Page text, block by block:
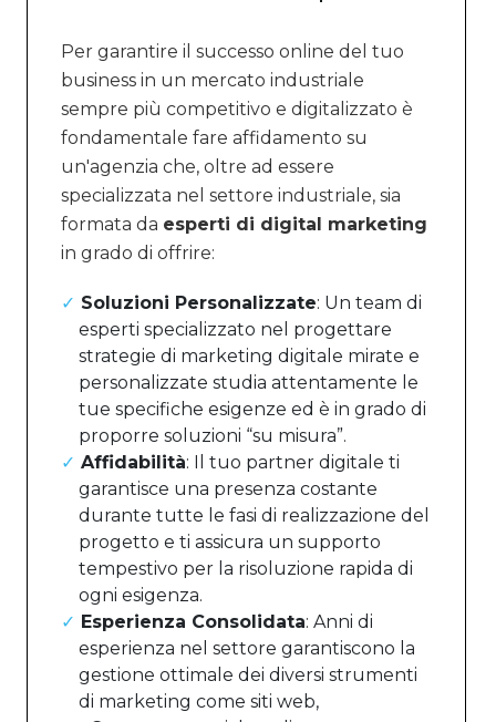
Per garantire il successo online del tuo
business in un mercato industriale
sempre più competitivo e digitalizzato è
fondamentale fare affidamento su
un'agenzia che, oltre ad essere
specializzata nel settore industriale, sia
formata da esperti di digital marketing
in grado di offrire:
Soluzioni Personalizzate: Un team di
esperti specializzato nel progettare
strategie di marketing digitale mirate e
personalizzate studia attentamente le
tue specifiche esigenze ed è in grado di
proporre soluzioni “su misura”.
Affidabilità: Il tuo partner digitale ti
garantisce una presenza costante
durante tutte le fasi di realizzazione del
progetto e ti assicura un supporto
tempestivo per la risoluzione rapida di
ogni esigenza.
Esperienza Consolidata: Anni di
esperienza nel settore garantiscono la
gestione ottimale dei diversi strumenti
di marketing come siti web,